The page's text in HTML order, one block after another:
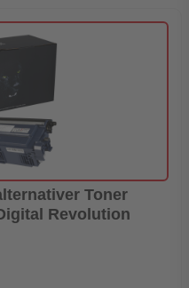
Toner
Revolution